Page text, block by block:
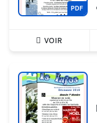
PDF
VOIR